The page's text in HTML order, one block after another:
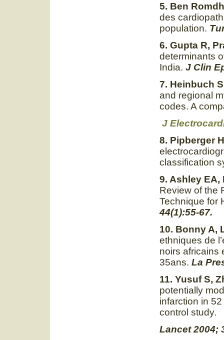
5. Ben
des
population.
6. Gupta R,
determinants
India. J Clin
7. Heinbuch
and regional
codes. A
J
8. Pipberger
classification
9. Ashley EA,
Review of the
Technique for
44(1):55-67.
10. Bonny A,
ethniques de
noirs africains
35ans. La
11. Yusuf S,
potentially
infarction in
Lancet 2004;